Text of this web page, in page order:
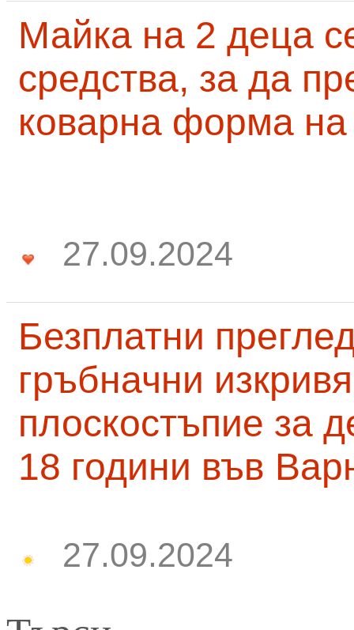
Майка на 2 деца
средства, за да
коварна форма на
27.09.2024
Безплатни
гръбначни
плоскостъпие за
18 години във
27.09.2024